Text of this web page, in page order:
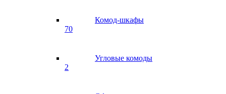
Комод-шкафы
70
Угловые комоды
2